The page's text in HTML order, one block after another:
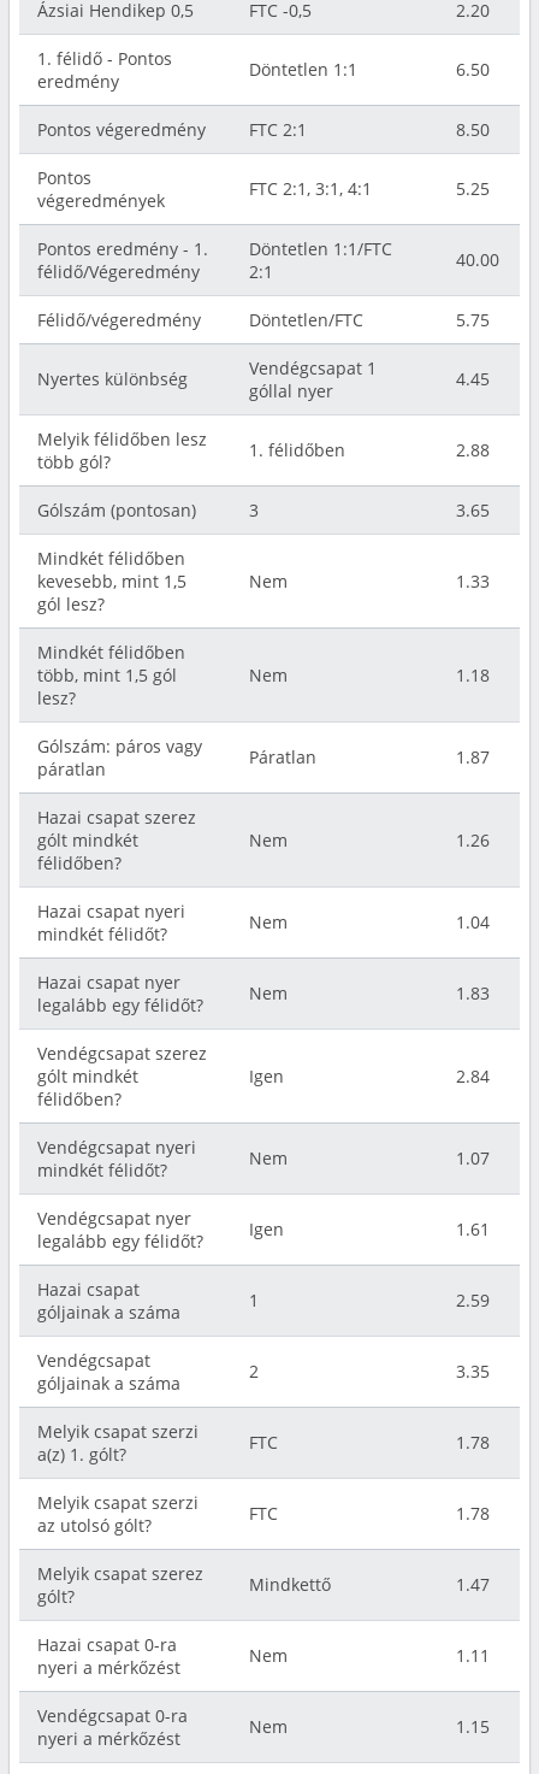
Ázsiai Hendikep 0,5 FTC -0,5 2.20
1. félidő - Pontos
eredmény
Döntetlen 1:1 6.50
Pontos végeredmény FTC 2:1 8.50
Pontos
végeredmények
FTC 2:1, 3:1, 4:1 5.25
Pontos eredmény - 1.
félidő/Végeredmény
Döntetlen 1:1/FTC
2:1
40.00
Félidő/végeredmény Döntetlen/FTC 5.75
Nyertes különbség
Vendégcsapat 1
góllal nyer
4.45
Melyik félidőben lesz
több gól?
1. félidőben 2.88
Gólszám (pontosan) 3 3.65
Mindkét félidőben
kevesebb, mint 1,5
gól lesz?
Nem 1.33
Mindkét félidőben
több, mint 1,5 gól
lesz?
Nem 1.18
Gólszám: páros vagy
páratlan
Páratlan 1.87
Hazai csapat szerez
gólt mindkét
félidőben?
Nem 1.26
Hazai csapat nyeri
mindkét félidőt?
Nem 1.04
Hazai csapat nyer
legalább egy félidőt?
Nem 1.83
Vendégcsapat szerez
gólt mindkét
félidőben?
Igen 2.84
Vendégcsapat nyeri
mindkét félidőt?
Nem 1.07
Vendégcsapat nyer
legalább egy félidőt?
Igen 1.61
Hazai csapat
góljainak a száma
1 2.59
Vendégcsapat
góljainak a száma
2 3.35
Melyik csapat szerzi
a(z) 1. gólt?
FTC 1.78
Melyik csapat szerzi
az utolsó gólt?
FTC 1.78
Melyik csapat szerez
gólt?
Mindkettő 1.47
Hazai csapat 0-ra
nyeri a mérkőzést
Nem 1.11
Vendégcsapat 0-ra
nyeri a mérkőzést
Nem 1.15